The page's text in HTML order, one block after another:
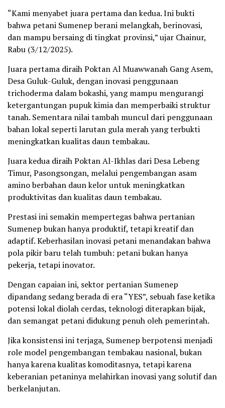
“Kami menyabet juara pertama dan kedua. Ini bukti
bahwa petani Sumenep berani melangkah, berinovasi,
dan mampu bersaing di tingkat provinsi,” ujar Chainur,
Rabu (3/12/2025).
Juara pertama diraih Poktan Al Muawwanah Gang Asem,
Desa Guluk-Guluk, dengan inovasi penggunaan
trichoderma dalam bokashi, yang mampu mengurangi
ketergantungan pupuk kimia dan memperbaiki struktur
tanah. Sementara nilai tambah muncul dari penggunaan
bahan lokal seperti larutan gula merah yang terbukti
meningkatkan kualitas daun tembakau.
Juara kedua diraih Poktan Al-Ikhlas dari Desa Lebeng
Timur, Pasongsongan, melalui pengembangan asam
amino berbahan daun kelor untuk meningkatkan
produktivitas dan kualitas daun tembakau.
Prestasi ini semakin mempertegas bahwa pertanian
Sumenep bukan hanya produktif, tetapi kreatif dan
adaptif. Keberhasilan inovasi petani menandakan bahwa
pola pikir baru telah tumbuh: petani bukan hanya
pekerja, tetapi inovator.
Dengan capaian ini, sektor pertanian Sumenep
dipandang sedang berada di era “YES”, sebuah fase ketika
potensi lokal diolah cerdas, teknologi diterapkan bijak,
dan semangat petani didukung penuh oleh pemerintah.
Jika konsistensi ini terjaga, Sumenep berpotensi menjadi
role model pengembangan tembakau nasional, bukan
hanya karena kualitas komoditasnya, tetapi karena
keberanian petaninya melahirkan inovasi yang solutif dan
berkelanjutan.